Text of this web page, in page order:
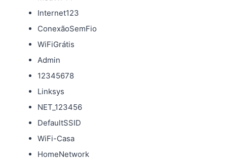
Internet123
ConexãoSemFio
WiFiGrátis
Admin
12345678
Linksys
NET_123456
DefaultSSID
WiFi-Casa
HomeNetwork